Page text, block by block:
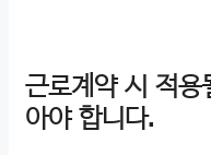
근로계약 시 적용
아야 합니다.